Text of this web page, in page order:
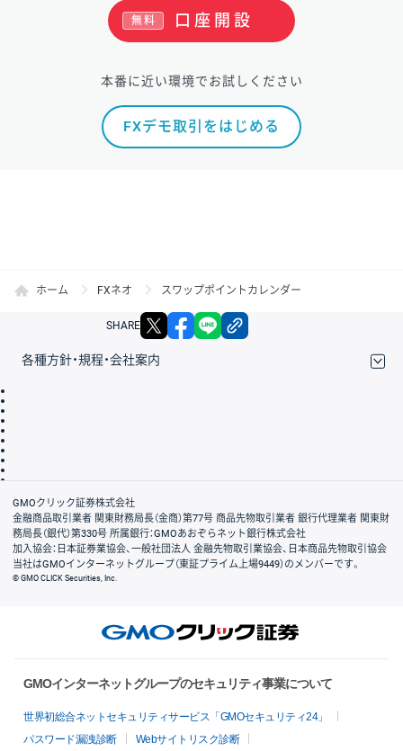
口座開設
無料
本番に近い環境でお試しください
FXデモ取引をはじめる
ホーム FXネオ スワップポイントカレンダー
SHARE X facebook
各種方針・規程・会社案内
会社案内
GMOクリック証券株式会社
金融商品取引業者 関東財務局長（金商）第77号 商品先物取引業者 銀行代理業者 関東財
務局長（銀代）第330号 所属銀行：GMOあおぞらネット銀行株式会社
加入協会：日本証券業協会、一般社団法人 金融先物取引業協会、日本商品先物取引協会
当社はGMOインターネットグループ（東証プライム上場9449）のメンバーです。
© GMO CLICK Securities, Inc.
GMOインターネットグループのセキュリティ事業について
世界初総合ネットセキュリティサービス「GMOセキュリティ24」
パスワード漏洩診断
Webサイトリスク診断